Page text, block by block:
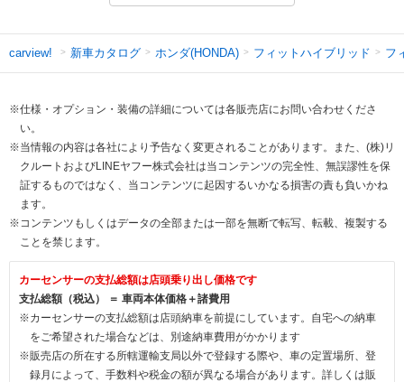
carview! 新車カタログ ホンダ(HONDA) フィットハイブリッド フ
※仕様・オプション・装備の詳細については各販売店にお問い合わせくださ
い。
※当情報の内容は各社により予告なく変更されることがあります。また、(株)リ
クルートおよびLINEヤフー株式会社は当コンテンツの完全性、無誤謬性を保
証するものではなく、当コンテンツに起因するいかなる損害の責も負いかね
ます。
※コンテンツもしくはデータの全部または一部を無断で転写、転載、複製する
ことを禁じます。
カーセンサーの支払総額は店頭乗り出し価格です
支払総額（税込） ＝ 車両本体価格＋諸費用
※カーセンサーの支払総額は店頭納車を前提にしています。自宅への納車
をご希望された場合などは、別途納車費用がかかります
※販売店の所在する所轄運輸支局以外で登録する際や、車の定置場所、登
録月によって、手数料や税金の額が異なる場合があります。詳しくは販